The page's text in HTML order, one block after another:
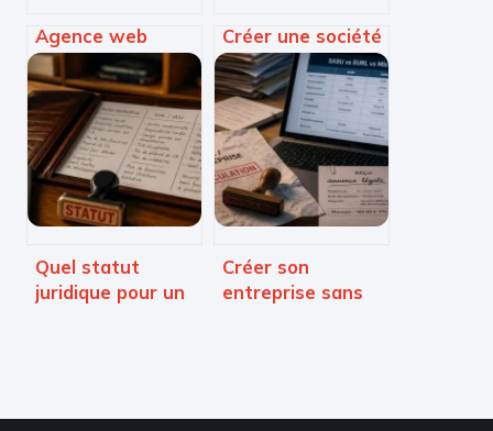
Agence web
React : 3 leviers
pour transformer
votre interface en
moteur de
croissance
Créer une société
de service : 3
étapes clés et
choix du statut
juridique
stratégique
Quel statut
juridique pour un
Créer son
entreprise sans